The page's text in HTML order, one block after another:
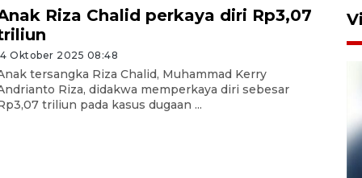
Riza Chalid perkaya diri Rp3,07
Oktober 2025 08:48
tersangka Riza Chalid, Muhammad Kerry
Riza, didakwa memperkaya diri sebesar
triliun pada kasus dugaan ...